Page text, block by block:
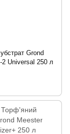
Grond
2 Universal 250 л